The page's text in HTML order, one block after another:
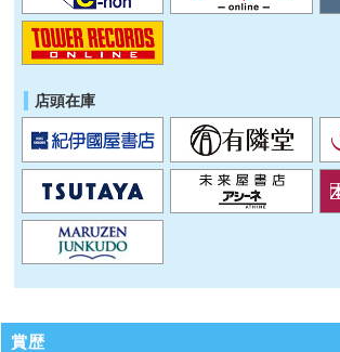
店頭在庫
賞歴